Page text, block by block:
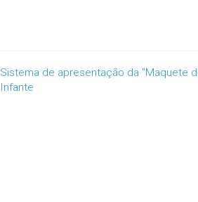
Sistema de apresentação da "Maquete
Infante